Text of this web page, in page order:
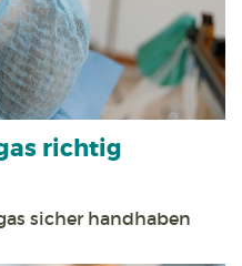
richtig
sicher handhaben